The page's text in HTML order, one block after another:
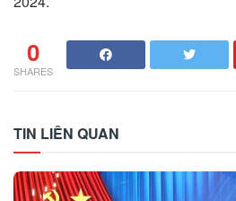
0
SHARES
TIN LIÊN QUAN